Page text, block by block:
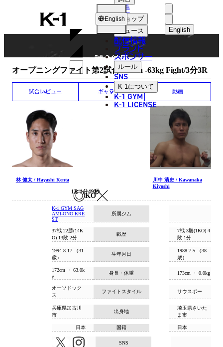
K-
1
English
한국어
中文（简体
中文（繁體
العربية
選手
ショップ
ニュース
配信情報
ブランド
スポンサー
ルール
SNS
K-1について
K-1 GYM
K-1 LICENSE
English
MATCH RESULT
試合結果
オープニングファイト第2試合/Krush -63kg Fight/3分3R
試合レビュー ギャラリー 動画
林 健太 / Hayashi Kenta
KO
1R 1分49秒
川中 清史 / Kawanaka
Kiyoshi
所属ジム
K-1 GYM SAG
AMI-ONO KRE
ST
戦歴
37戦 22勝(14K
O) 13敗 2分
7戦 3勝(1KO) 4
敗 1分
生年月日
1994.8.17 （31
歳）
1988.7.5 （38
歳）
身長・体重
172cm ・ 63.0k
g
173cm ・ 0.0kg
ファイトスタイル
オーソドック
ス
サウスポー
出身地
兵庫県加古川
市
埼玉県さいた
ま市
国籍
日本 日本
SNS